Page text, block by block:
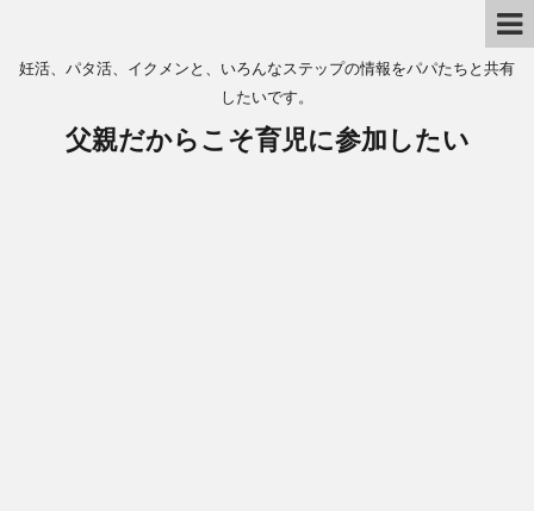
妊活、パタ活、イクメンと、いろんなステップの情報をパパたちと共有
したいです。
父親だからこそ育児に参加したい